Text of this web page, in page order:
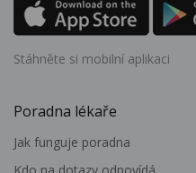
Stáhněte si mobilní aplikaci
Poradna lékaře
Jak funguje poradna
Kdo na dotazy odpovídá